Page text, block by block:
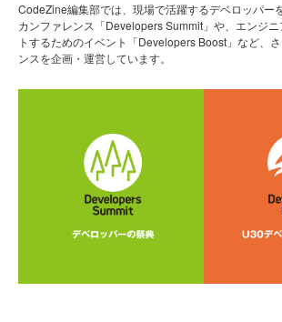
CodeZine編集部では、現場で活躍するデベロッパー
カンファレンス「Developers Summit」や、エンジ
トするためのイベント「Developers Boost」など、
ンスを企画・運営しています。